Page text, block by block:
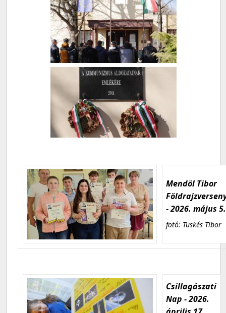
Mendöl Tibor
- 2026. május 5.
fotó: Tüskés Tibor
Csillagászati
Nap - 2026.